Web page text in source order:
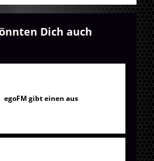
Dich auch
egoFM gibt einen aus